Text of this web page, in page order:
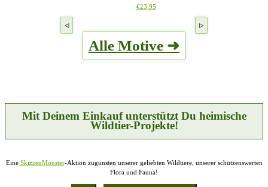
Optionen
Produktseite
gewählt
€23,95Dieses
Varianten
auf.
Produktseite
gewählt
werden
Alle Motive ➜
Mit Deinem Einkauf unterstützt Du heimische
Wildtier-Projekte!
Eine SkizzenMonster-Aktion zugunsten unserer geliebten Wildtiere, unserer schützenswerten
Flora und Fauna!